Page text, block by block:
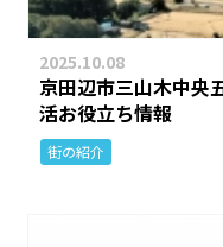
2025.10.08
京田辺市三山木中央
活お役立ち情報
街の紹介